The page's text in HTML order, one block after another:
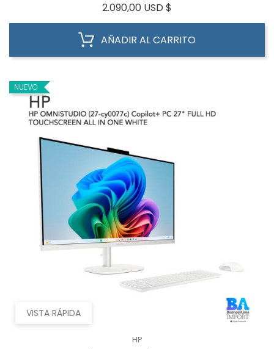
2.090,00 USD $
AÑADIR AL CARRITO
VISTA RÁPIDA
NUEVO
HP